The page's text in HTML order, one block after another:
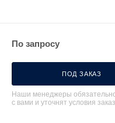
По запросу
ПОД ЗАКАЗ
Наши менеджеры
с вами и уточнят условия